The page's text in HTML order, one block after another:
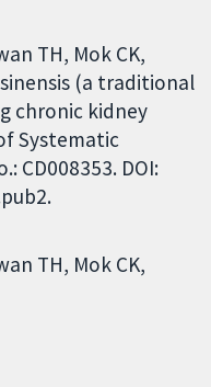
TH, Mok CK,
sinensis (a traditional
chronic kidney
Systematic
CD008353. DOI:
TH Mok CK